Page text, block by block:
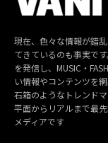
現在、色々な情報が錯
てきているのも事実で
を発信し、MUSIC・
い情報やコンテンツを
石箱のようなトレンド
平面からリアルまで最
メディアです